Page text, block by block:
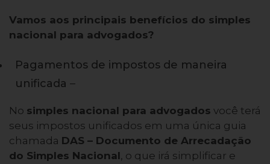
Vamos aos principais benefícios do simples
nacional para advogados?
Pagamentos de impostos de maneira
unificada –
No simples nacional para advogados você terá
seus impostos unificados em uma única guia
chamada DAS – Documento de Arrecadação
do Simples Nacional, o que irá simplificar e